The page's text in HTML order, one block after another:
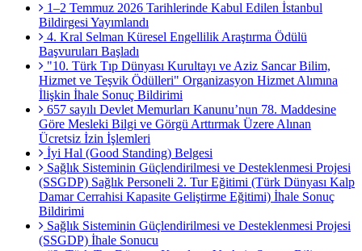
1–2 Temmuz 2026 Tarihlerinde Kabul Edilen İstanbul
Bildirgesi Yayımlandı
4. Kral Selman Küresel Engellilik Araştırma Ödülü
Başvuruları Başladı
"10. Türk Tıp Dünyası Kurultayı ve Aziz Sancar Bilim,
Hizmet ve Teşvik Ödülleri" Organizasyon Hizmet Alımına
İlişkin İhale Sonuç Bildirimi
657 sayılı Devlet Memurları Kanunu’nun 78. Maddesine
Göre Mesleki Bilgi ve Görgü Arttırmak Üzere Alınan
Ücretsiz İzin İşlemleri
İyi Hal (Good Standing) Belgesi
Sağlık Sisteminin Güçlendirilmesi ve Desteklenmesi Projesi
(SSGDP) Sağlık Personeli 2. Tur Eğitimi (Türk Dünyası Kalp
Damar Cerrahisi Kapasite Geliştirme Eğitimi) İhale Sonuç
Bildirimi
Sağlık Sisteminin Güçlendirilmesi ve Desteklenmesi Projesi
(SSGDP) İhale Sonucu